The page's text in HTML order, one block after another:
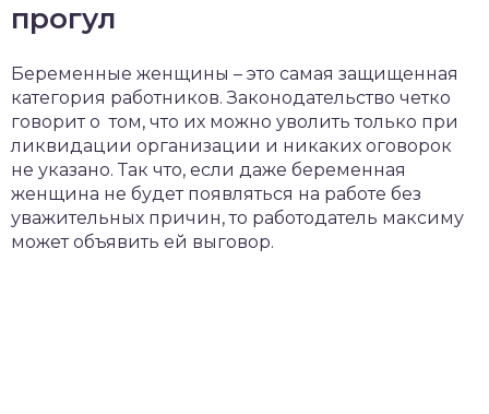
прогул
Беременные женщины – это самая защищенная
категория работников. Законодательство четко
говорит о том, что их можно уволить только при
ликвидации организации и никаких оговорок
не указано. Так что, если даже беременная
женщина не будет появляться на работе без
уважительных причин, то работодатель максиму
может объявить ей выговор.